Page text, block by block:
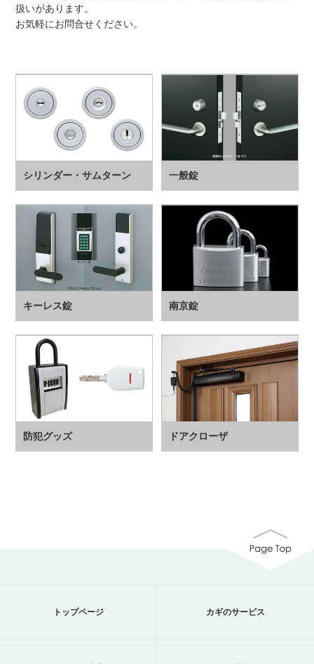
扱いがあります。
お気軽にお問合せください。
シリンダー・サムターン 一般錠
キーレス錠 南京錠
防犯グッズ ドアクローザ
トップページ カギのサービス